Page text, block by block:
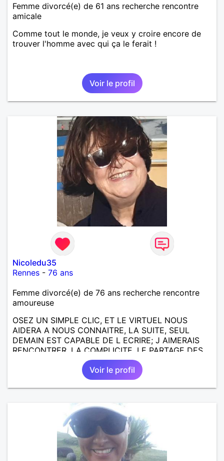
Femme divorcé(e) de 61 ans recherche rencontre
amicale
Comme tout le monde, je veux y croire encore de
trouver l'homme avec qui ça le ferait !
Voir le profil
Nicoledu35
Rennes - 76 ans
Femme divorcé(e) de 76 ans recherche rencontre
amoureuse
OSEZ UN SIMPLE CLIC, ET LE VIRTUEL NOUS
AIDERA A NOUS CONNAITRE, LA SUITE, SEUL
DEMAIN EST CAPABLE DE L ECRIRE; J AIMERAIS
RENCONTRER, LA COMPLICITE, LE PARTAGE DES
BELLES CHOSES DE LA VIE : BALADES, VOYAGES
EN FRANCE OU AILLEURS. ETRE A L ECOUTE DE L
AUTRE, ET LA VIE SERA PLUS BELLE
ENCORE.....................
Voir le profil